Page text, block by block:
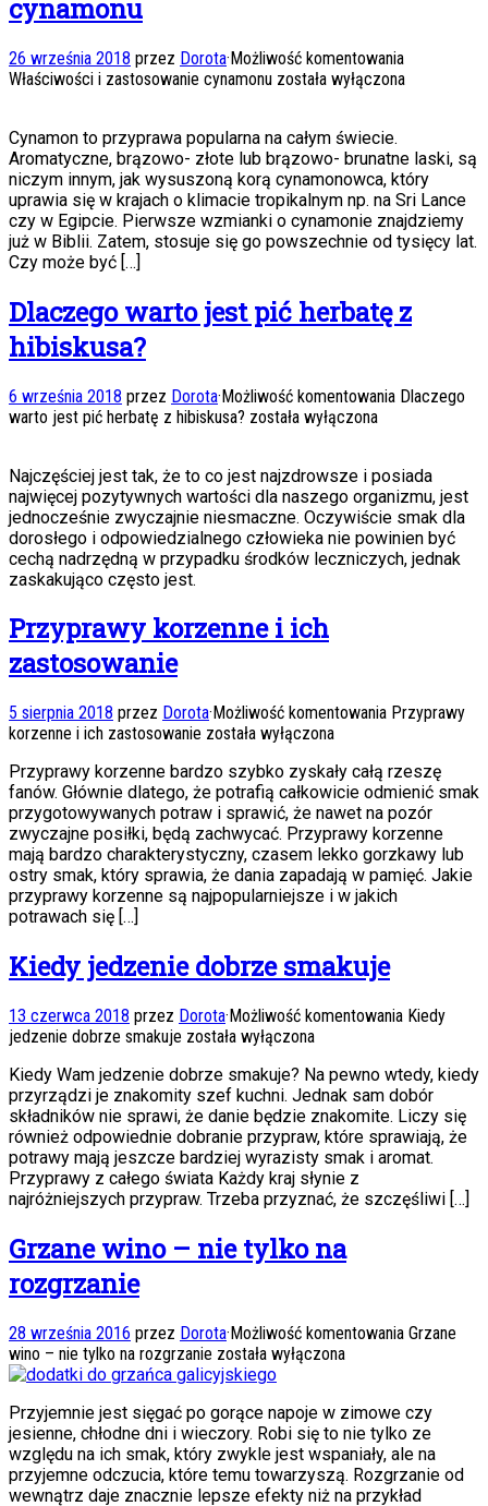
cynamonu
26 września 2018 przez Dorota·Możliwość komentowania
Właściwości i zastosowanie cynamonu została wyłączona
Cynamon to przyprawa popularna na całym świecie.
Aromatyczne, brązowo- złote lub brązowo- brunatne laski, są
niczym innym, jak wysuszoną korą cynamonowca, który
uprawia się w krajach o klimacie tropikalnym np. na Sri Lance
czy w Egipcie. Pierwsze wzmianki o cynamonie znajdziemy
już w Biblii. Zatem, stosuje się go powszechnie od tysięcy lat.
Czy może być […]
Dlaczego warto jest pić herbatę z
hibiskusa?
6 września 2018 przez Dorota·Możliwość komentowania Dlaczego
warto jest pić herbatę z hibiskusa? została wyłączona
Najczęściej jest tak, że to co jest najzdrowsze i posiada
najwięcej pozytywnych wartości dla naszego organizmu, jest
jednocześnie zwyczajnie niesmaczne. Oczywiście smak dla
dorosłego i odpowiedzialnego człowieka nie powinien być
cechą nadrzędną w przypadku środków leczniczych, jednak
zaskakująco często jest.
Przyprawy korzenne i ich
zastosowanie
5 sierpnia 2018 przez Dorota· Możliwość komentowania Przyprawy
korzenne i ich zastosowanie została wyłączona
Przyprawy korzenne bardzo szybko zyskały całą rzeszę
fanów. Głównie dlatego, że potrafią całkowicie odmienić smak
przygotowywanych potraw i sprawić, że nawet na pozór
zwyczajne posiłki, będą zachwycać. Przyprawy korzenne
mają bardzo charakterystyczny, czasem lekko gorzkawy lub
ostry smak, który sprawia, że dania zapadają w pamięć. Jakie
przyprawy korzenne są najpopularniejsze i w jakich
potrawach się […]
Kiedy jedzenie dobrze smakuje
13 czerwca 2018 przez Dorota·Możliwość komentowania Kiedy
jedzenie dobrze smakuje została wyłączona
Kiedy Wam jedzenie dobrze smakuje? Na pewno wtedy, kiedy
przyrządzi je znakomity szef kuchni. Jednak sam dobór
składników nie sprawi, że danie będzie znakomite. Liczy się
również odpowiednie dobranie przypraw, które sprawiają, że
potrawy mają jeszcze bardziej wyrazisty smak i aromat.
Przyprawy z całego świata Każdy kraj słynie z
najróżniejszych przypraw. Trzeba przyznać, że szczęśliwi […]
Grzane wino – nie tylko na
rozgrzanie
28 września 2016 przez Dorota·Możliwość komentowania Grzane
wino – nie tylko na rozgrzanie została wyłączona
Przyjemnie jest sięgać po gorące napoje w zimowe czy
jesienne, chłodne dni i wieczory. Robi się to nie tylko ze
względu na ich smak, który zwykle jest wspaniały, ale na
przyjemne odczucia, które temu towarzyszą. Rozgrzanie od
wewnątrz daje znacznie lepsze efekty niż na przykład